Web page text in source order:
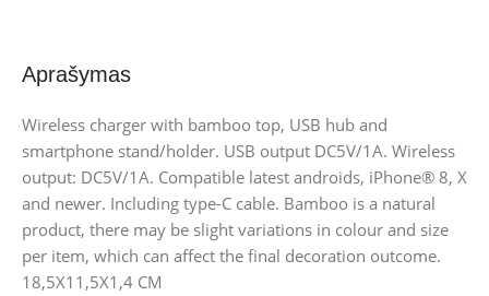
Aprašymas
Wireless charger with bamboo top, USB hub and
smartphone stand/holder. USB output DC5V/1A. Wireless
output: DC5V/1A. Compatible latest androids, iPhone® 8, X
and newer. Including type-C cable. Bamboo is a natural
product, there may be slight variations in colour and size
per item, which can affect the final decoration outcome.
18,5X11,5X1,4 CM